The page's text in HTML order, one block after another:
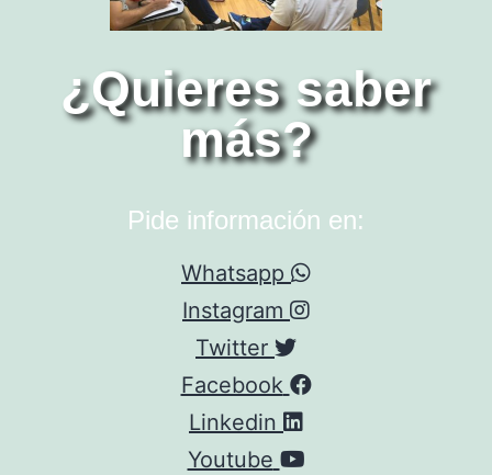
¿Quieres saber
más?
Pide información en:
Whatsapp
Instagram
Twitter
Facebook
Linkedin
Youtube